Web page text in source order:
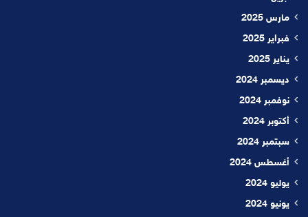
مارس 2025
فبراير 2025
يناير 2025
ديسمبر 2024
نوفمبر 2024
أكتوبر 2024
سبتمبر 2024
أغسطس 2024
يوليو 2024
يونيو 2024